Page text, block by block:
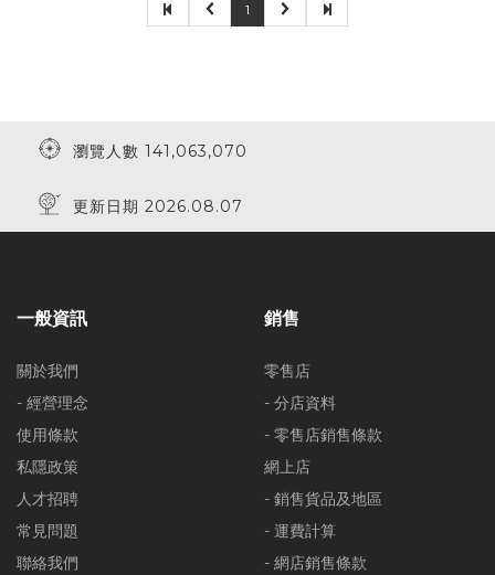
1
瀏覽人數 141,063,070
更新日期 2026.08.07
一般資訊
關於我們
- 經營理念
使用條款
私隱政策
人才招聘
常見問題
聯絡我們
銷售
零售店
- 分店資料
- 零售店銷售條款
網上店
- 銷售貨品及地區
- 運費計算
- 網店銷售條款